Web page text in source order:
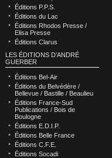
Éditions P.P.S.
Éditions du Lac
Éditions Rhodos Presse /
Elisa Presse
Éditions Clarus
LES ÉDITIONS D’ANDRÉ
GUERBER
Éditions Bel-Air
Éditions du Belvédère /
Bellevue / Bastille / Beaulieu
Éditions France-Sud
Publications / Bois de
Boulogne
Éditions E.D.I.P.
Éditions Belle France
Éditions C.F.E.
Éditions Socadi